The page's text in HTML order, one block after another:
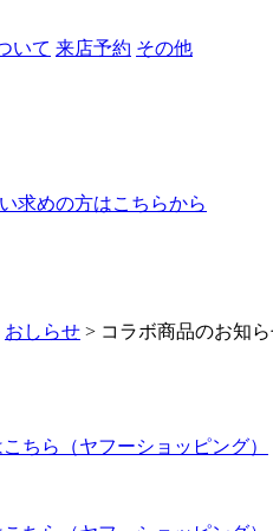
いて 来店予約 その他
求めの方はこちらから
おしらせ > コラボ商品のお知
ちら（ヤフーショッピング）